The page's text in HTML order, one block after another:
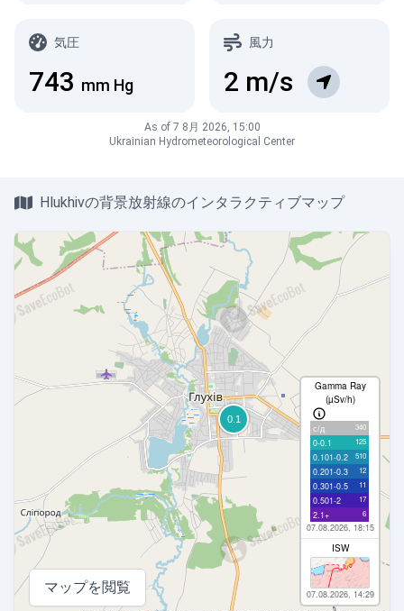
気圧
743 mm Hg
風力
2 m/s
As of 7 8月 2026, 15:00
Ukrainian Hydrometeorological Center
Hlukhivの背景放射線のインタラクティブマップ
Gamma Ray
(µSv/h)
с/д 340
0-0.1 125
0.101-0.2 510
0.201-0.3 12
0.301-0.5 11
0.501-2 17
2.1+ 6
07.08.2026, 18:15
ISW
07.08.2026, 14:29
マップを閲覧